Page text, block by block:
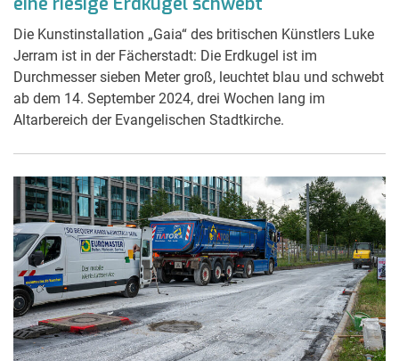
Die Kunstinstallation „Gaia“ des britischen Künstlers Luke
Jerram ist in der Fächerstadt: Die Erdkugel ist im
Durchmesser sieben Meter groß, leuchtet blau und schwebt
ab dem 14. September 2024, drei Wochen lang im
Altarbereich der Evangelischen Stadtkirche.